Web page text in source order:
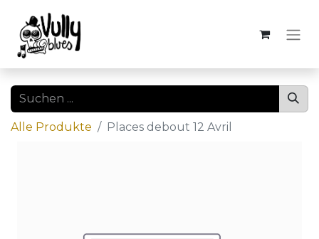
Alle Produkte Places debout 12 Avril